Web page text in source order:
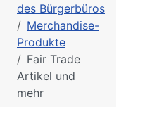
des Bürgerbüros
Merchandise-
Produkte
Fair Trade
Artikel und
mehr